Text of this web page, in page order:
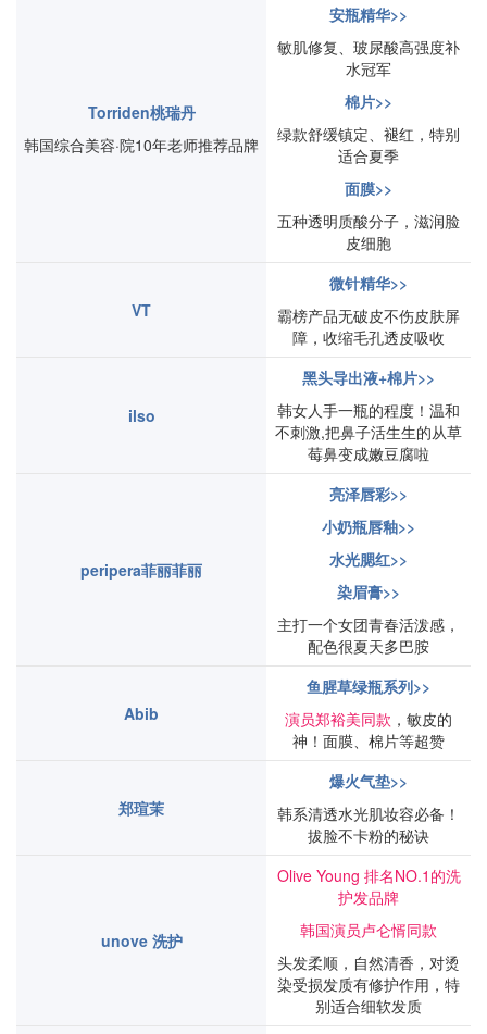
Torriden桃瑞丹
韩国综合美容·院10年老师推荐品牌
安瓶精华>>
敏肌修复、玻尿酸高强度补
水冠军
棉片>>
绿款舒缓镇定、褪红，特别
适合夏季
面膜>>
五种透明质酸分子，滋润脸
皮细胞
VT
微针精华>>
霸榜产品无破皮不伤皮肤屏
障，收缩毛孔透皮吸收
ilso
黑头导出液+棉片>>
韩女人手一瓶的程度！温和
不刺激,把鼻子活生生的从草
莓鼻变成嫩豆腐啦
peripera菲丽菲丽
亮泽唇彩>>
小奶瓶唇釉>>
水光腮红>>
染眉膏>>
主打一个女团青春活泼感，
配色很夏天多巴胺
Abib
鱼腥草绿瓶系列>>
演员郑裕美同款 ，敏皮的
神！面膜、棉片等超赞
郑瑄茉
爆火气垫>>
韩系清透水光肌妆容必备！
拔脸不卡粉的秘诀
unove 洗护
Olive Young 排名NO.1的洗
护发品牌
韩国演员卢仑㥠同款
头发柔顺，自然清香，对烫
染受损发质有修护作用，特
别适合细软发质